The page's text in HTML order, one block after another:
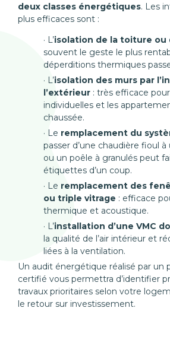
deux classes énergétiques. Les
plus efficaces sont :
L’isolation de la toiture ou
souvent le geste le plus
déperditions thermiques
L’isolation des murs par
l’extérieur : très efficace
individuelles et les
chaussée.
Le remplacement du
passer d’une chaudière fioul
ou un poêle à granulés peut
étiquettes d’un coup.
Le remplacement des
ou triple vitrage : efficace
thermique et acoustique.
L’installation d’une VMC
la qualité de l’air intérieur et
liées à la ventilation.
Un audit énergétique réalisé par un
certifié vous permettra d’identifier
travaux prioritaires selon votre
le retour sur investissement.